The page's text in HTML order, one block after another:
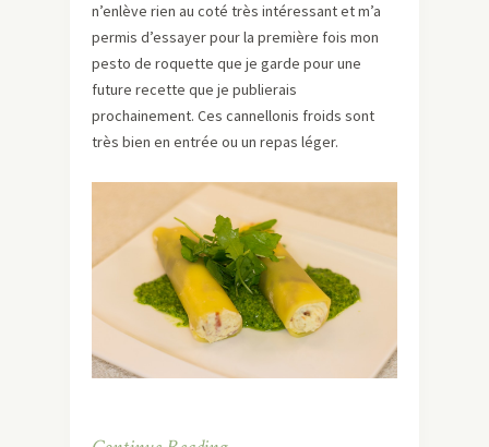
n’enlève rien au coté très intéressant et m’a
permis d’essayer pour la première fois mon
pesto de roquette que je garde pour une
future recette que je publierais
prochainement. Ces cannellonis froids sont
très bien en entrée ou un repas léger.